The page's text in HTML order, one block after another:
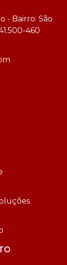
- Bairro: São
460